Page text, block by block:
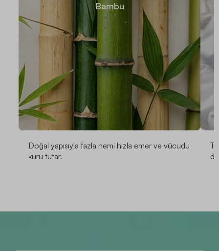
Bambu
Doğal yapısıyla fazla nemi hızla emer ve vücudu
kuru tutar.